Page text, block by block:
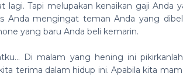
lagi. Tapi melupakan kenaikan gaji Anda
Anda mengingat teman Anda yang
yang baru Anda beli kemarin.
Di malam yang hening ini
terima dalam hidup ini. Apabila kita